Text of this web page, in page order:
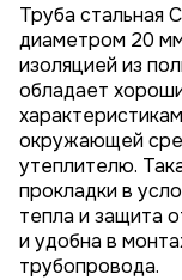
Труба стальная
диаметром 20
изоляцией из
обладает
окружающей
утеплителю.
прокладки в
тепла и защита
и удобна в
трубопровода.